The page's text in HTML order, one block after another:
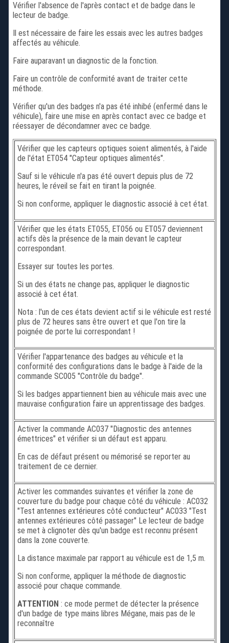
Vérifier l'absence de l'après contact et de badge dans le
lecteur de badge.
Il est nécessaire de faire les essais avec les autres badges
affectés au véhicule.
Faire auparavant un diagnostic de la fonction.
Faire un contrôle de conformité avant de traiter cette
méthode.
Vérifier qu'un des badges n'a pas été inhibé (enfermé dans le
véhicule), faire une mise en après contact avec ce badge et
réessayer de décondamner avec ce badge.
Vérifier que les capteurs optiques soient alimentés, à l'aide
de l'état ET054 "Capteur optiques alimentés".
Sauf si le véhicule n'a pas été ouvert depuis plus de 72
heures, le réveil se fait en tirant la poignée.
Si non conforme, appliquer le diagnostic associé à cet état.
Vérifier que les états ET055, ET056 ou ET057 deviennent
actifs dès la présence de la main devant le capteur
correspondant.
Essayer sur toutes les portes.
Si un des états ne change pas, appliquer le diagnostic
associé à cet état.
Nota : l'un de ces états devient actif si le véhicule est resté
plus de 72 heures sans être ouvert et que l'on tire la
poignée de porte lui correspondant !
Vérifier l'appartenance des badges au véhicule et la
conformité des configurations dans le badge à l'aide de la
commande SC005 "Contrôle du badge".
Si les badges appartiennent bien au véhicule mais avec une
mauvaise configuration faire un apprentissage des badges.
Activer la commande AC037 "Diagnostic des antennes
émettrices" et vérifier si un défaut est apparu.
En cas de défaut présent ou mémorisé se reporter au
traitement de ce dernier.
Activer les commandes suivantes et vérifier la zone de
couverture du badge pour chaque côté du véhicule : AC032
"Test antennes extérieures côté conducteur" AC033 "Test
antennes extérieures côté passager" Le lecteur de badge
se met à clignoter dès qu'un badge est reconnu présent
dans la zone couverte.
La distance maximale par rapport au véhicule est de 1,5 m.
Si non conforme, appliquer la méthode de diagnostic
associé pour chaque commande.
ATTENTION : ce mode permet de détecter la présence
d'un badge de type mains libres Mégane, mais pas de le
reconnaître